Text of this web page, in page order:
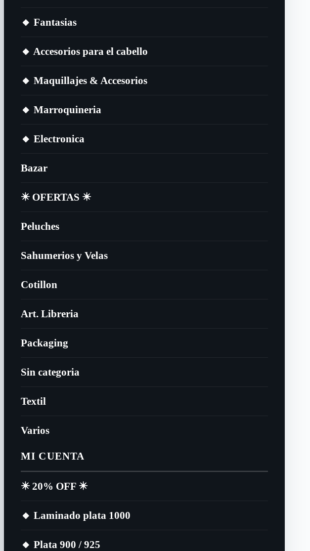
🔸​ Fantasias
🔸​ Accesorios para el cabello
🔸​ Maquillajes & Accesorios
🔸​ Marroquineria
🔸​ Electronica
Bazar
✴️​ OFERTAS ✴️​
Peluches
Sahumerios y Velas
Cotillon
Art. Libreria
Packaging
Sin categoria
Textil
Varios
MI CUENTA
✴️​ 20% OFF ✴️​
🔸​ Laminado plata 1000
🔸​ Plata 900 / 925